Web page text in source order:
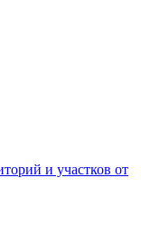
и участков от